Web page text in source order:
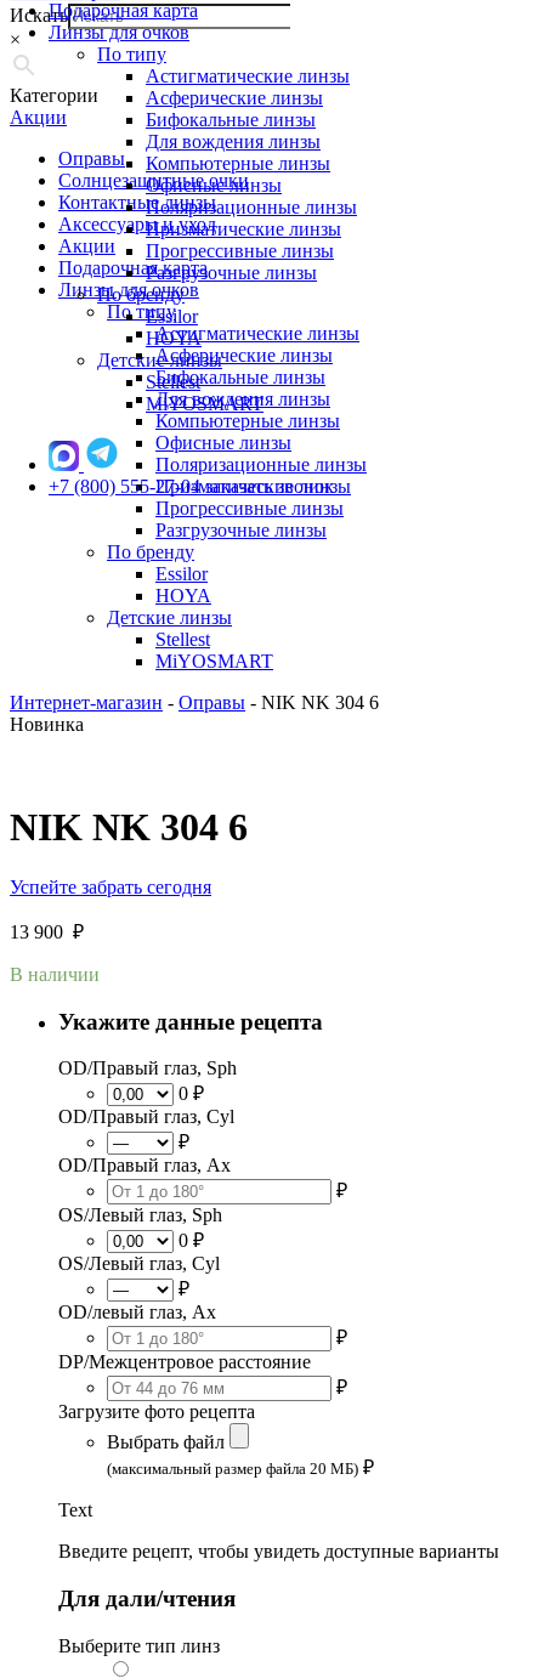
Искать
×
Категории
Акции
Оправы
Солнцезащитные очки
Контактные линзы
Аксессуары и уход
Акции
Подарочная карта
Линзы для очков
По типу
Астигматические линзы
Асферические линзы
Бифокальные линзы
Для вождения линзы
Компьютерные линзы
Офисные линзы
Поляризационные линзы
Призматические линзы
Прогрессивные линзы
Разгрузочные линзы
По бренду
Essilor
HOYA
Детские линзы
Stellest
MiYOSMART
Подарочная карта
Линзы для очков
По типу
Астигматические линзы
Асферические линзы
Бифокальные линзы
Для вождения линзы
Компьютерные линзы
Офисные линзы
Поляризационные линзы
Призматические линзы
Прогрессивные линзы
Разгрузочные линзы
По бренду
Essilor
HOYA
Детские линзы
Stellest
MiYOSMART
+7 (800) 555-27-04 заказать звонок
Интернет-магазин - Оправы - NIK NK 304 6
Новинка
NIK NK 304 6
Успейте забрать сегодня
13 900 ₽
В наличии
Укажите данные рецепта
OD/Правый глаз, Sph
0 ₽
OD/Правый глаз, Cyl
₽
OD/Правый глаз, Ax
₽
OS/Левый глаз, Sph
0 ₽
OS/Левый глаз, Cyl
₽
OD/левый глаз, Ax
₽
DP/Межцентровое расстояние
₽
Загрузите фото рецепта
Выбрать файл
(максимальный размер файла 20 МБ) ₽
Text
Введите рецепт, чтобы увидеть доступные варианты
Для дали/чтения
Выберите тип линз